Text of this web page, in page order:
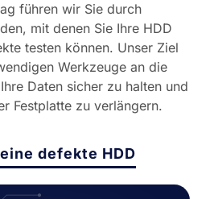
führen wir Sie durch
mit denen Sie Ihre HDD
testen können. Unser Ziel
Werkzeuge an die
Daten sicher zu halten und
Festplatte zu verlängern.
defekte HDD